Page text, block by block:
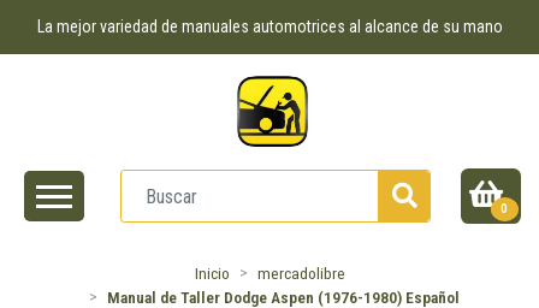
La mejor variedad de manuales automotrices al alcance de su mano
0
Inicio
mercadolibre
Manual de Taller Dodge Aspen (1976-1980) Español